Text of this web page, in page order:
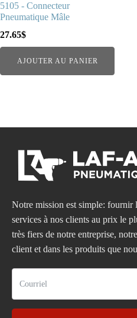
5105 - Connecteur
Pneumatique Mâle
27.65$
AJOUTER AU PANIER
Notre mission est simple: fournir
services à nos clients au prix le
très fiers de notre entreprise,
client et dans les produits que